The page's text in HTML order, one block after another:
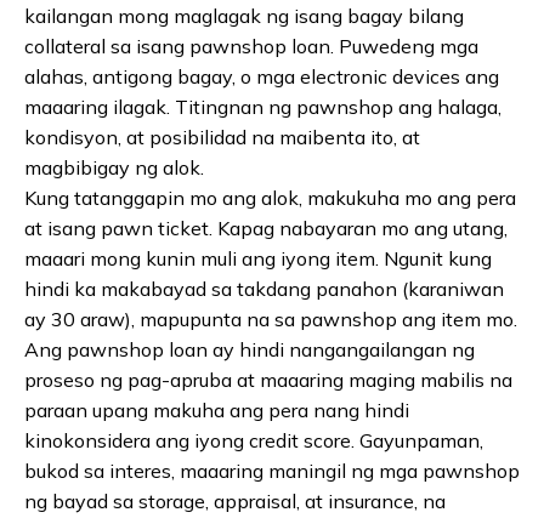
kailangan mong maglagak ng isang bagay bilang
collateral sa isang pawnshop loan. Puwedeng mga
alahas, antigong bagay, o mga electronic devices ang
maaaring ilagak. Titingnan ng pawnshop ang halaga,
kondisyon, at posibilidad na maibenta ito, at
magbibigay ng alok.
Kung tatanggapin mo ang alok, makukuha mo ang pera
at isang pawn ticket. Kapag nabayaran mo ang utang,
maaari mong kunin muli ang iyong item. Ngunit kung
hindi ka makabayad sa takdang panahon (karaniwan
ay 30 araw), mapupunta na sa pawnshop ang item mo.
Ang pawnshop loan ay hindi nangangailangan ng
proseso ng pag-apruba at maaaring maging mabilis na
paraan upang makuha ang pera nang hindi
kinokonsidera ang iyong credit score. Gayunpaman,
bukod sa interes, maaaring maningil ng mga pawnshop
ng bayad sa storage, appraisal, at insurance, na